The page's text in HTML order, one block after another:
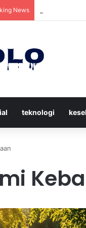
News
teknologi